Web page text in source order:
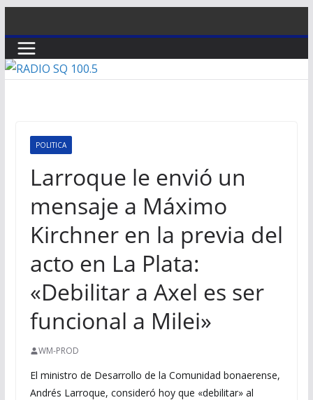
al
contenido
POLITICA
Larroque le envió un
mensaje a Máximo
Kirchner en la previa del
acto en La Plata:
«Debilitar a Axel es ser
funcional a Milei»
WM-PROD
El ministro de Desarrollo de la Comunidad bonaerense,
Andrés Larroque, consideró hoy que «debilitar» al